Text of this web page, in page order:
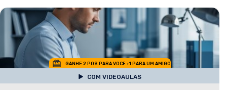
GANHE 2 POS PARA VOCE +1 PARA UM AMIGO
COM VIDEOAULAS